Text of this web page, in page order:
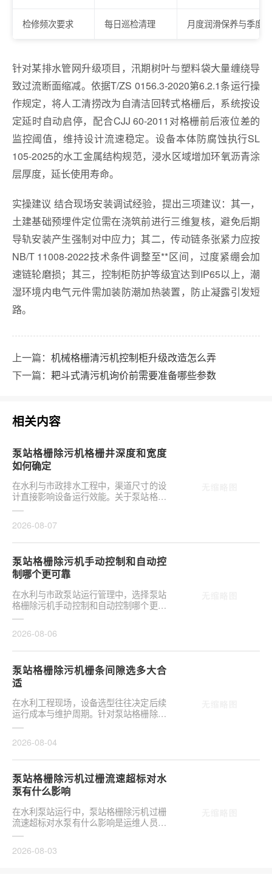
检修频次要求 每日巡检清理 月度润滑保养与季度
针对某排水管网升级项目，汛期树叶与塑料袋大量缠绕导
致过流断面缩减。依据T/ZS 0156.3-2020第6.2.1条运行操
作规定，将人工清捞改为自清洁回转式格栅后，系统按设
定延时自动启停，配合CJJ 60-2011对格栅前后液位差的
监控阈值，维持设计流速稳定。设备本体防腐蚀执行SL
105-2025的水工金属结构规范，浸水区域增加环氧沥青涂
层厚度，延长使用寿命。
实操建议 结合现场安装调试经验，提出三项建议：其一，
土建基础预埋件定位需在浇筑前进行三维复核，避免后期
导轨安装产生强制对中应力；其二，传动链条张紧力应按
NB/T 11008-2022技术条件调整至**区间，过度紧绷会加
速链轮磨损；其三，控制柜防护等级宜达到IP65以上，潮
湿环境内电气元件需加装防潮加热装置，防止凝露引发短
路。
上一篇： 机械格栅清污机控制柜升级改造怎么弄
下一篇： 耙斗式清污机询价前需要准备哪些参数
相关内容
泵站格栅除污机格栅井深度和宽度
如何确定
在水利与市政排水工程中，渠道尺寸的设
计直接影响设备运行效能。关于泵站格栅
除污机格栅井深度和宽度如何确定，是前
2026-08-07
泵站格栅除污机手动控制和自动控
制哪个更可靠
在水利与市政泵站运行管理中，选择泵站
格栅除污机手动控制和自动控制哪个更可
靠，往往是项目决策的关键环节。这并非
2026-08-06
泵站格栅除污机栅条间隙选多大合
适
在水利工程现场，设备选型往往决定后续
运行成本与维护周期。针对泵站格栅除污
机栅条间隙选多大合适，需结合具体工况
2026-08-04
泵站格栅除污机过栅流速超标对水
泵有什么影响
在水利泵站运行中，泵站格栅除污机过栅
流速超标对水泵有什么影响是运维人员关
注的核心议题。当水流通过格栅的速度超
2026-08-03